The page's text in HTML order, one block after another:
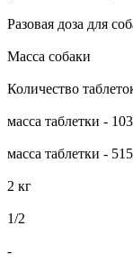
Разовая доза для
Масса собаки
Количество
масса таблетки -
масса таблетки -
2 кг
1/2
-